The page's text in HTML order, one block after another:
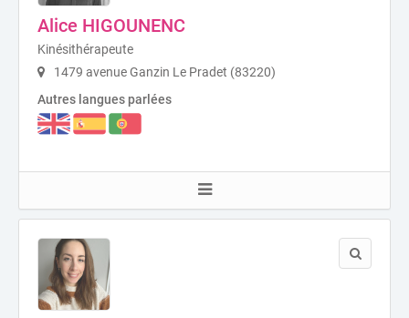
Alice HIGOUNENC
Kinésithérapeute
1479 avenue Ganzin Le Pradet (83220)
Autres langues parlées